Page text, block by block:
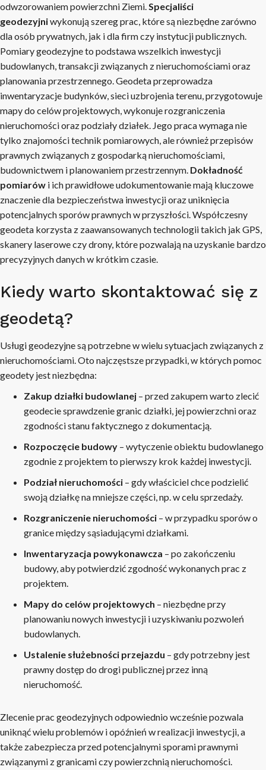
odwzorowaniem powierzchni Ziemi.Specjaliści
geodezyjniwykonują szereg prac, które są niezbędne zarówno
dla osób prywatnych, jak i dla firm czy instytucji publicznych.
Pomiary geodezyjne to podstawa wszelkich inwestycji
budowlanych, transakcji związanych z nieruchomościami oraz
planowania przestrzennego. Geodeta przeprowadza
inwentaryzacje budynków, sieci uzbrojenia terenu, przygotowuje
mapy do celów projektowych, wykonuje rozgraniczenia
nieruchomości oraz podziały działek. Jego praca wymaga nie
tylko znajomości technik pomiarowych, ale również przepisów
prawnych związanych z gospodarką nieruchomościami,
budownictwem i planowaniem przestrzennym. Dokładność
pomiarów i ich prawidłowe udokumentowanie mają kluczowe
znaczenie dla bezpieczeństwa inwestycji oraz uniknięcia
potencjalnych sporów prawnych w przyszłości. Współczesny
geodeta korzysta z zaawansowanych technologii takich jak GPS,
skanery laserowe czy drony, które pozwalają na uzyskanie bardzo
precyzyjnych danych w krótkim czasie.
Kiedy warto skontaktować się z
geodetą?
Usługi geodezyjne są potrzebne w wielu sytuacjach związanych z
nieruchomościami. Oto najczęstsze przypadki, w których pomoc
geodety jest niezbędna:
Zakup działki budowlanej – przed zakupem warto zlecić
geodecie sprawdzenie granic działki, jej powierzchni oraz
zgodności stanu faktycznego z dokumentacją.
Rozpoczęcie budowy – wytyczenie obiektu budowlanego
zgodnie z projektem to pierwszy krok każdej inwestycji.
Podział nieruchomości – gdy właściciel chce podzielić
swoją działkę na mniejsze części, np. w celu sprzedaży.
Rozgraniczenie nieruchomości – w przypadku sporów o
granice między sąsiadującymi działkami.
Inwentaryzacja powykonawcza – po zakończeniu
budowy, aby potwierdzić zgodność wykonanych prac z
projektem.
Mapy do celów projektowych – niezbędne przy
planowaniu nowych inwestycji i uzyskiwaniu pozwoleń
budowlanych.
Ustalenie służebności przejazdu – gdy potrzebny jest
prawny dostęp do drogi publicznej przez inną
nieruchomość.
Zlecenie prac geodezyjnych odpowiednio wcześnie pozwala
uniknąć wielu problemów i opóźnień w realizacji inwestycji, a
także zabezpiecza przed potencjalnymi sporami prawnymi
związanymi z granicami czy powierzchnią nieruchomości.